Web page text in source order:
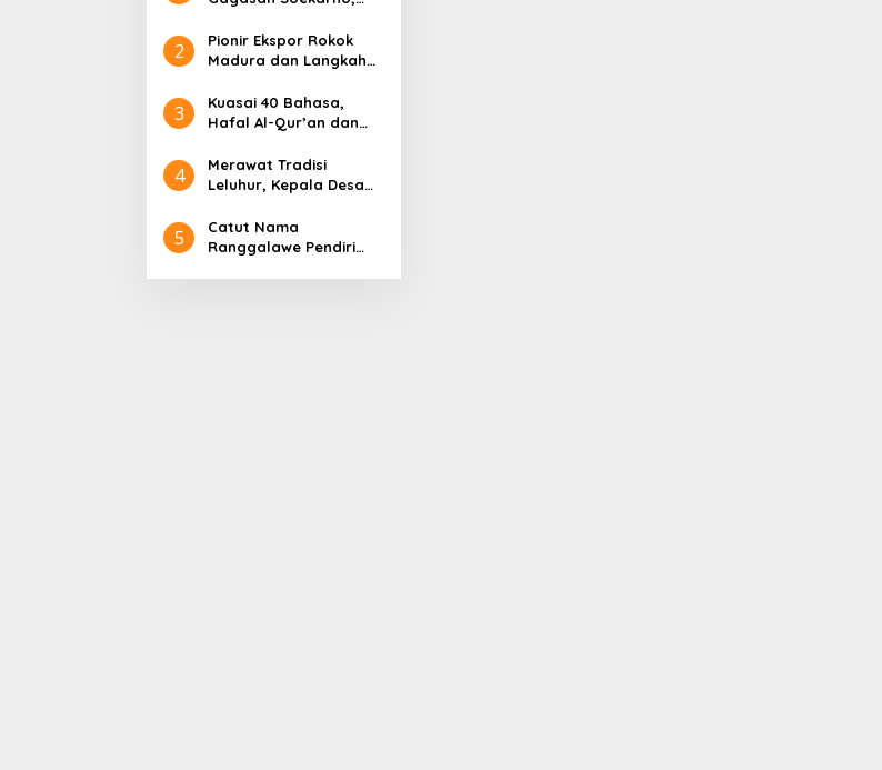
hingga Radjiman
2
Pionir Ekspor Rokok
Madura dan Langkah
Asia Eropa
3
Kuasai 40 Bahasa,
Hafal Al-Qur’an dan
Sultan Abdurrahman
Pakunataningrat
4
Merawat Tradisi
Leluhur, Kepala Desa
Adakan Rokat Gamelan
Pusaka
5
Catut Nama
Ranggalawe Pendiri